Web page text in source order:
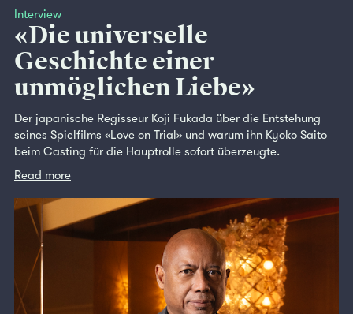
Interview
«Die universelle
Geschichte einer
unmöglichen Liebe»
Der japanische Regisseur Koji Fukada über die Entstehung
seines Spielfilms «Love on Trial» und warum ihn Kyoko Saito
beim Casting für die Hauptrolle sofort überzeugte.
Read more